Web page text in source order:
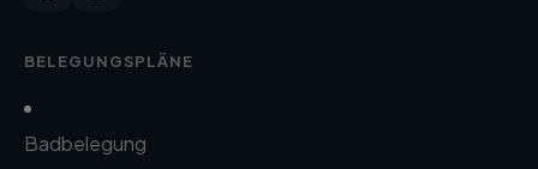
BELEGUNGSPLÄNE
Badbelegung